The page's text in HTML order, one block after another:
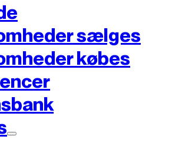
sælges
købes